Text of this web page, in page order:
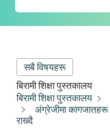
सबै विषयहरू
बिरामी शिक्षा पुस्तकालय
बिरामी शिक्षा पुस्तकालय
अंग्रेजीमा कागजातहरू
राख्दै